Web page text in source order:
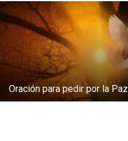
Oración para pedir por la Paz